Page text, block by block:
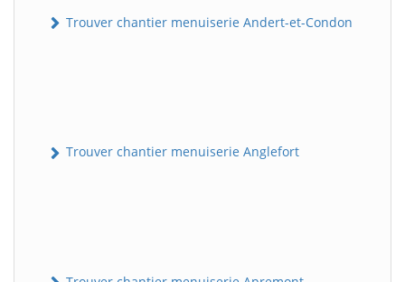
Trouver chantier menuiserie Andert-et-Condon
Trouver chantier menuiserie Anglefort